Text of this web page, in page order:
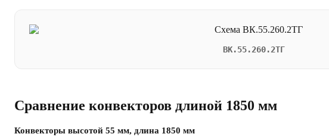
ВК.55.260.2ТГ
Сравнение конвекторов длиной 1850 мм
Конвекторы высотой 55 мм, длина 1850 мм